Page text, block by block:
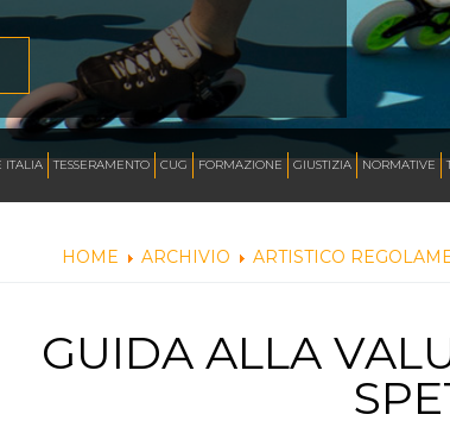
ITALIA TESSERAMENTO CUG FORMAZIONE GIUSTIZIA NORMATIVE
HOME ARCHIVIO ARTISTICO
GUIDA ALLA
AZZURRI
ARTISTICO